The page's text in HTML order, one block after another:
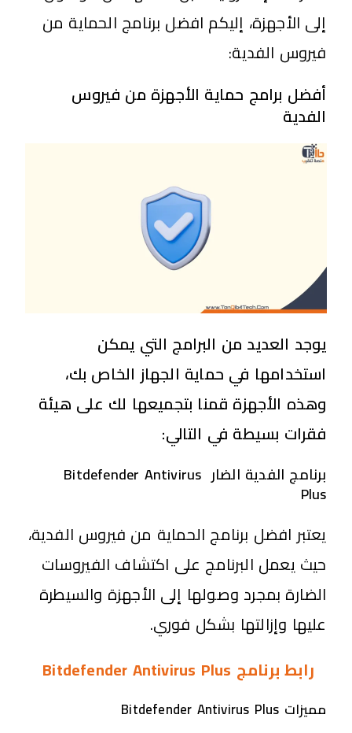
إلى الأجهزة، إليكم افضل برنامج الحماية من
فيروس الفدية:
أفضل برامج حماية الأجهزة من فيروس
الفدية
يوجد العديد من البرامج التي يمكن
استخدامها في حماية الجهاز الخاص بك،
وهذه الأجهزة قمنا بتجميعها لك على هيئة
فقرات بسيطة في التالي:
برنامج الفدية الضار Bitdefender Antivirus
Plus
يعتبر افضل برنامج الحماية من فيروس الفدية،
حيث يعمل البرنامج على اكتشاف الفيروسات
الضارة بمجرد وصولها إلى الأجهزة والسيطرة
عليها وإزالتها بشكل فوري.
رابط برنامج Bitdefender Antivirus Plus
مميزات Bitdefender Antivirus Plus